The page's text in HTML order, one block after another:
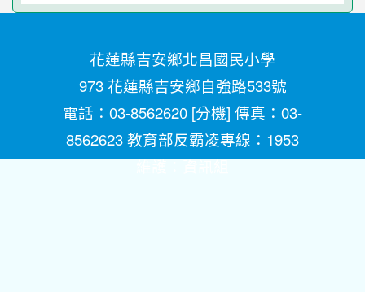
花蓮縣吉安鄉北昌國民小學
973 花蓮縣吉安鄉自強路533號
電話：03-8562620 [分機] 傳真：03-
8562623 教育部反霸凌專線：1953
維護：資訊組